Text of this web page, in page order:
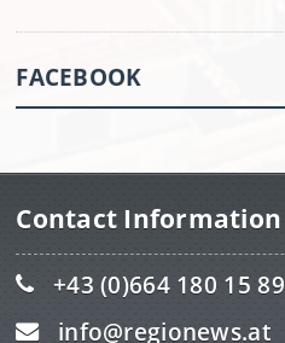
FACEBOOK
Contact Information
+43 (0)664 180 15 89
info@regionews.at